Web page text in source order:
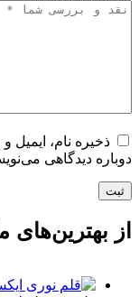
ذخیره نام،
دوباره دیدگاهی
ثبت
از بهترین‌های